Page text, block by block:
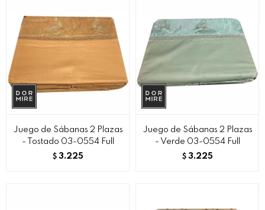
Juego de Sábanas 2 Plazas
- Tostado 03-0554 Full
$ 3.225
Juego de Sábanas 2 Plazas
- Verde 03-0554 Full
$ 3.225